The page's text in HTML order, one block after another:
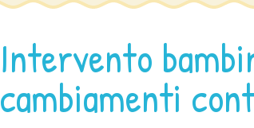
Intervento
cambiamenti